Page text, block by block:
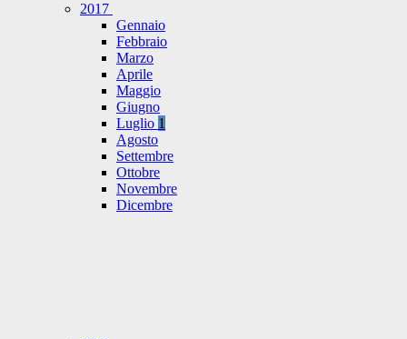
2017
Gennaio
Febbraio
Marzo
Aprile
Maggio
Giugno
Luglio 1
Agosto
Settembre
Ottobre
Novembre
Dicembre